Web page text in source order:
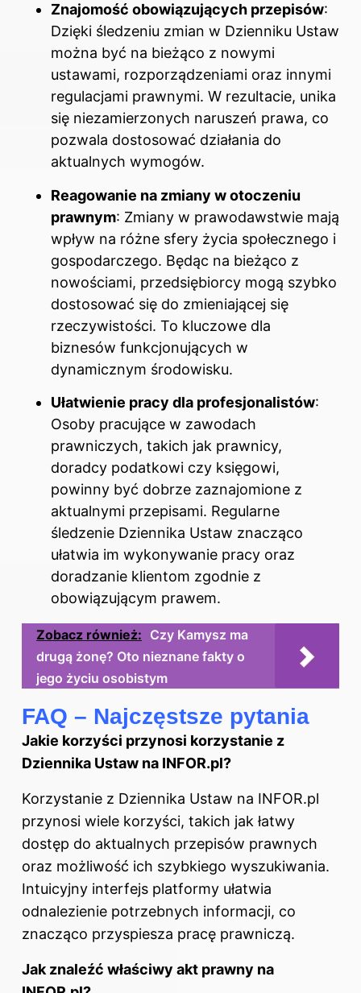
Znajomość obowiązujących przepisów:
Dzięki śledzeniu zmian w Dzienniku Ustaw
można być na bieżąco z nowymi
ustawami, rozporządzeniami oraz innymi
regulacjami prawnymi. W rezultacie, unika
się niezamierzonych naruszeń prawa, co
pozwala dostosować działania do
aktualnych wymogów.
Reagowanie na zmiany w otoczeniu
prawnym: Zmiany w prawodawstwie mają
wpływ na różne sfery życia społecznego i
gospodarczego. Będąc na bieżąco z
nowościami, przedsiębiorcy mogą szybko
dostosować się do zmieniającej się
rzeczywistości. To kluczowe dla
biznesów funkcjonujących w
dynamicznym środowisku.
Ułatwienie pracy dla profesjonalistów:
Osoby pracujące w zawodach
prawniczych, takich jak prawnicy,
doradcy podatkowi czy księgowi,
powinny być dobrze zaznajomione z
aktualnymi przepisami. Regularne
śledzenie Dziennika Ustaw znacząco
ułatwia im wykonywanie pracy oraz
doradzanie klientom zgodnie z
obowiązującym prawem.
Zobacz również: Czy Kamysz ma
drugą żonę? Oto nieznane fakty o
jego życiu osobistym
FAQ – Najczęstsze pytania
Jakie korzyści przynosi korzystanie z
Dziennika Ustaw na INFOR.pl?
Korzystanie z Dziennika Ustaw na INFOR.pl
przynosi wiele korzyści, takich jak łatwy
dostęp do aktualnych przepisów prawnych
oraz możliwość ich szybkiego wyszukiwania.
Intuicyjny interfejs platformy ułatwia
odnalezienie potrzebnych informacji, co
znacząco przyspiesza pracę prawniczą.
Jak znaleźć właściwy akt prawny na